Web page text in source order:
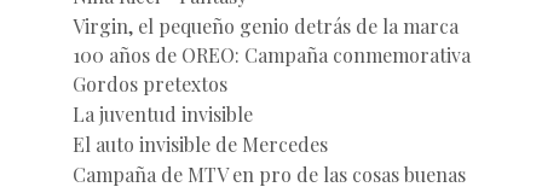
Virgin, el pequeño genio detrás de la marca
100 años de OREO: Campaña conmemorativa
Gordos pretextos
La juventud invisible
El auto invisible de Mercedes
Campaña de MTV en pro de las cosas buenas